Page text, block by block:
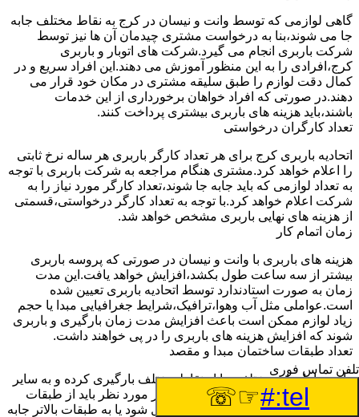
گاهی لوازمی که توسط وانت و نیسان در کرج به نقاط مختلف جابه
جا می شوند،بنا به درخواست مشتری چیدمان آن ها نیز توسط
شرکت باربری انجام می گیرد.شرکت های اتوبار و باربری
کرج،افرادی را به این منظور آموزش می دهند.این افراد سریع و در
کمال دقت لوازم را طبق سلیقه مشتری در مکان خود قرار می
دهند.در صورتی که افراد خواهان برخورداری از این خدمات
باشند،باید هزینه های باربری بیشتری پرداخت کنند.
تعداد کارگران درخواستی
اتحادیه باربری کرج برای هر تعداد کارگر باربری هر ساله نرخ ثابتی
را اعلام خواهد کرد.مشتری هنگام مراجعه به شرکت باربری با توجه
به تعداد لوازمی که باید جابه جا شوند،تعداد کارگر مورد نیاز را به
شرکت اعلام خواهد کرد.با توجه به تعداد کارگر درخواستی،قسمتی
از هزینه های نهایی باربری مشخص خواهد شد.
زمان اتمام کار
هزینه های باربری با وانت و نیسان در صورتی که پروسه باربری
بیشتر از سه ساعت طول بکشد،افزایش خواهد یافت.این مدت
زمان به صورت استادندارد توسط اتحادیه باربری تعیین شده
است.عواملی مثل آب وهوا،ترافیک،شرایط جغرافیایی مبدا یا حجم
زیاد لوازم ممکن است باعث افزایش مدت زمان بارگیری و باربری
شوند که افزایش هزینه های باربری را در پی خواهند داشت.
تعداد طبقات ساختمان مبدا و مقصد
وانت ها بارهای مختلفی را از نقاط مختلف بارگیری کرده و به سایر
نقاط جابه جا می کنند.در اکثر مواقع بار مورد نظر باید از طبقات
همکف به بالای ساختمان به پایین منتقل شود یا به طبقات بالاتر جابه
تلفن تماس فوری
tel:#
☞☏